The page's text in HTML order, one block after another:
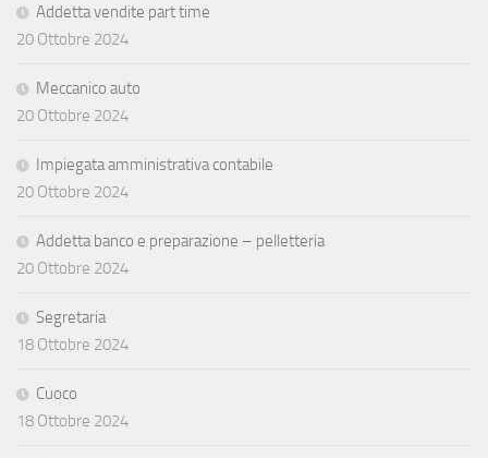
Addetta vendite part time
20 Ottobre 2024
Meccanico auto
20 Ottobre 2024
Impiegata amministrativa contabile
20 Ottobre 2024
Addetta banco e preparazione – pelletteria
20 Ottobre 2024
Segretaria
18 Ottobre 2024
Cuoco
18 Ottobre 2024